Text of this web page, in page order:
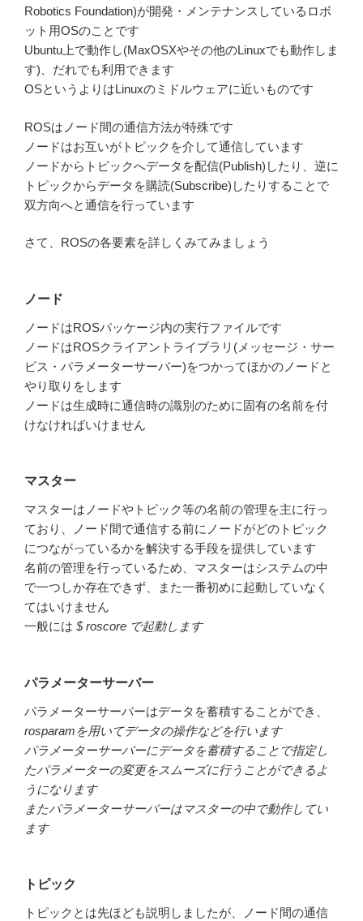
Robotics Foundation)が開発・メンテナンスしているロボ
ット用OSのことです
Ubuntu上で動作し(MaxOSXやその他のLinuxでも動作しま
す)、だれでも利用できます
OSというよりはLinuxのミドルウェアに近いものです
ROSはノード間の通信方法が特殊です
ノードはお互いがトピックを介して通信しています
ノードからトピックへデータを配信(Publish)したり、逆に
トピックからデータを購読(Subscribe)したりすることで
双方向へと通信を行っています
さて、ROSの各要素を詳しくみてみましょう
ノード
ノードはROSパッケージ内の実行ファイルです
ノードはROSクライアントライブラリ(メッセージ・サー
ビス・パラメーターサーバー)をつかってほかのノードと
やり取りをします
ノードは生成時に通信時の識別のために固有の名前を付
けなければいけません
マスター
マスターはノードやトピック等の名前の管理を主に行っ
ており、ノード間で通信する前にノードがどのトピック
につながっているかを解決する手段を提供しています
名前の管理を行っているため、マスターはシステムの中
で一つしか存在できず、また一番初めに起動していなく
てはいけません
一般には $ roscore で起動します
パラメーターサーバー
パラメーターサーバーはデータを蓄積することができ、
rosparamを用いてデータの操作などを行います
パラメーターサーバーにデータを蓄積することで指定し
たパラメーターの変更をスムーズに行うことができるよ
うになります
またパラメーターサーバーはマスターの中で動作してい
ます
トピック
トピックとは先ほども説明しましたが、ノード間の通信